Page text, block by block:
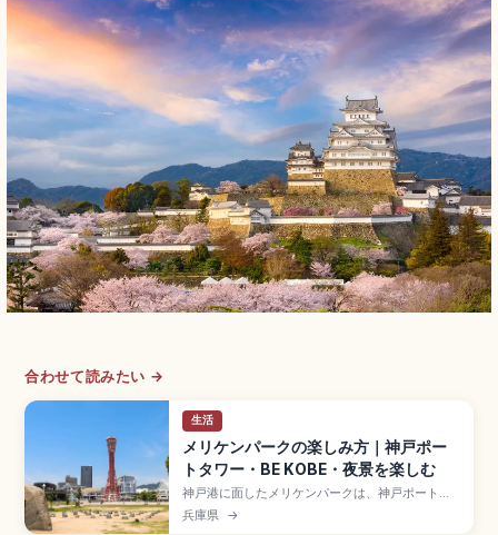
合わせて読みたい →
生活
メリケンパークの楽しみ方｜神戸ポー
トタワー・BE KOBE・夜景を楽しむ
神戸港に面したメリケンパークは、神戸ポートタ
ワーやBE KOBEモニュメント、震災メモリアルな
ど見どころが集まるウォーターフロント公園で
兵庫県 →